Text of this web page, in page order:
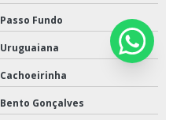
Passo Fundo
Uruguaiana
Cachoeirinha
Bento Gonçalves